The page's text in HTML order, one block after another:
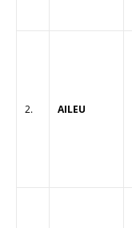
2. AILEU